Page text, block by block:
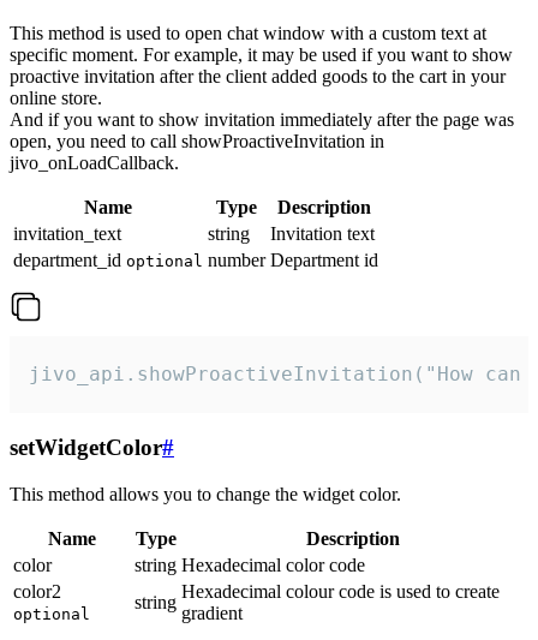
This method is used to open chat window with a custom text at
specific moment. For example, it may be used if you want to show
proactive invitation after the client added goods to the cart in your
online store.
And if you want to show invitation immediately after the page was
open, you need to call showProactiveInvitation in
jivo_onLoadCallback.
Name Type
Description
invitation_text
string
Invitation text
department_id optional number Department id
jivo_api.showProactiveInvitation("How
setWidgetColor#
This method allows you to change the widget color.
Name Type
Description
color
string Hexadecimal color code
color2
optional
string
Hexadecimal colour code is used to create
gradient